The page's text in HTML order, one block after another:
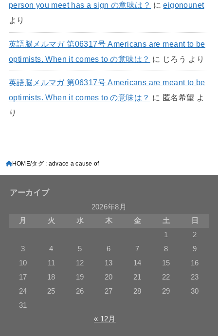
person you meet has a sign の意味は？ にeigonounet
より
英語脳メルマガ 第06317号 Americans are meant to be
optimists. When it comes to の意味は？ に じろう より
英語脳メルマガ 第06317号 Americans are meant to be
optimists. When it comes to の意味は？ に 匿名希望 よ
り
HOME タグ : advace a cause of
アーカイブ
2026年8月
月
火 水 木 金 土
日
1
2
3
4 5 6 7 8
9
10
11 12 13 14 15
16
17
18 19 20 21 22
23
24
25 26 27 28 29
30
31
« 12月